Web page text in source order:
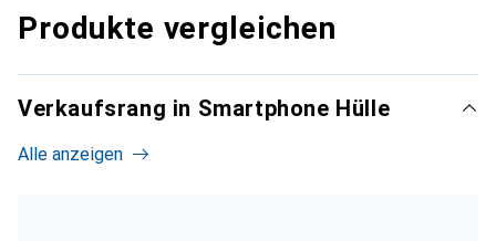
Produkte vergleichen
Verkaufsrang in Smartphone Hülle
Alle anzeigen